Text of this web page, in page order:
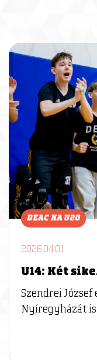
DEAC KA U20
2026.04.01
U14: Két
Szendrei
Nyíregyházát